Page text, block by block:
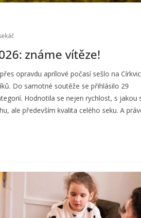
známe vítěze!
opravdu aprílové počasí sešlo na
Do samotné soutěže se přihlásilo 29
Hodnotila se nejen rychlost, s jakou
ale především kvalita celého seku. A